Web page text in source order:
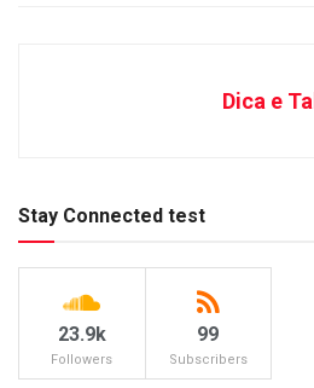
Dica e Tal
Stay Connected test
23.9k
Followers
99
Subscribers